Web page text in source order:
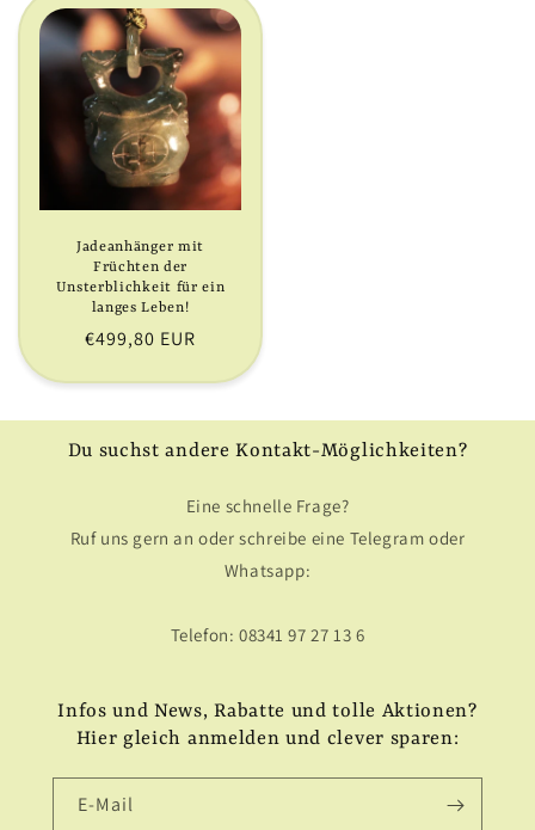
Jadeanhänger mit
Früchten der
Unsterblichkeit für ein
langes Leben!
Normaler
€499,80 EUR
Du suchst andere Kontakt-Möglichkeiten?
Eine schnelle Frage?
Ruf uns gern an oder schreibe eine Telegram oder
Whatsapp:
Telefon: 08341 97 27 13 6
Infos und News, Rabatte und tolle Aktionen?
Hier gleich anmelden und clever sparen:
E-Mail